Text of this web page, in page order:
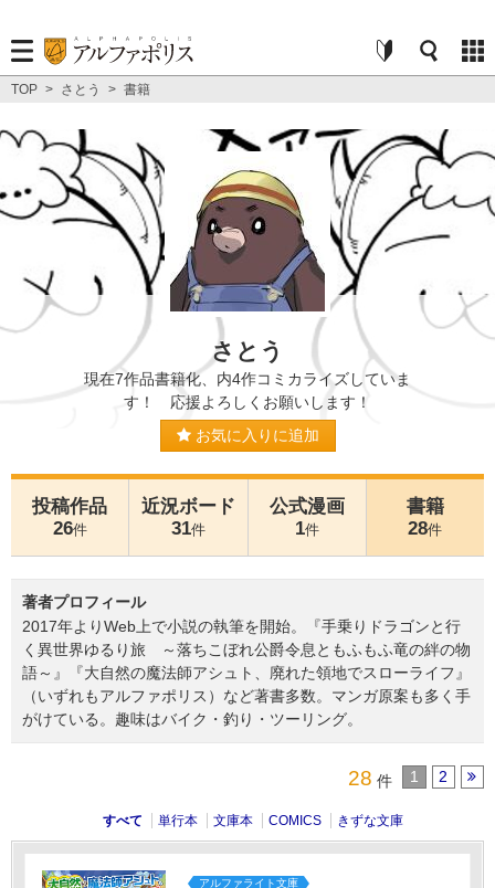
TOP > さとう > 書籍
さとう
現在7作品書籍化、内4作コミカライズしていま
す！ 応援よろしくお願いします！
お気に入りに追加
投稿作品
26件
近況ボード
31件
公式漫画
1件
書籍
28件
著者プロフィール
2017年よりWeb上で小説の執筆を開始。『手乗りドラゴンと行
く異世界ゆるり旅 ～落ちこぼれ公爵令息ともふもふ竜の絆の物
語～』『大自然の魔法師アシュト、廃れた領地でスローライフ』
（いずれもアルファポリス）など著書多数。マンガ原案も多く手
がけている。趣味はバイク・釣り・ツーリング。
28 件 1 2
すべて 単行本 文庫本 COMICS きずな文庫
アルファライト文庫